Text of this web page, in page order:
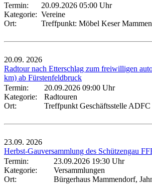
Termin:
20.09.2026 05:00 Uhr
Kategorie: Vereine
Ort:
Treffpunkt: Möbel Keser
20.09. 2026
Radtour nach Etterschlag zum freiwilligen
km) ab Fürstenfeldbruck
Termin:
20.09.2026 09:00 Uhr
Kategorie:
Radtouren
Ort:
Treffpunkt Geschäftsstelle
23.09. 2026
Herbst-Gauversammlung des Schützengau
Termin:
23.09.2026 19:30 Uhr
Kategorie:
Versammlungen
Ort:
Bürgerhaus Mammendorf,